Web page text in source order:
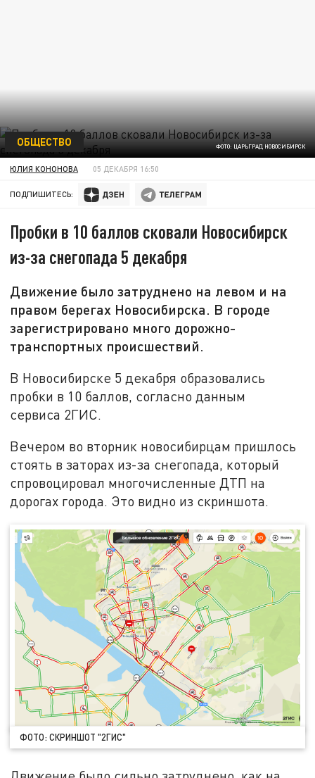
ФОТО: ЦАРЬГРАД НОВОСИБИРСК
ОБЩЕСТВО
ЮЛИЯ КОНОНОВА 05 ДЕКАБРЯ 16:50
ПОДПИШИТЕСЬ:
Пробки в 10 баллов сковали Новосибирск
из-за снегопада 5 декабря
Движение было затруднено на левом и на
правом берегах Новосибирска. В городе
зарегистрировано много дорожно-
транспортных происшествий.
В Новосибирске 5 декабря образовались
пробки в 10 баллов, согласно данным
сервиса 2ГИС.
Вечером во вторник новосибирцам пришлось
стоять в заторах из-за снегопада, который
спровоцировал многочисленные ДТП на
дорогах города. Это видно из скриншота.
ФОТО: СКРИНШОТ "2ГИС"